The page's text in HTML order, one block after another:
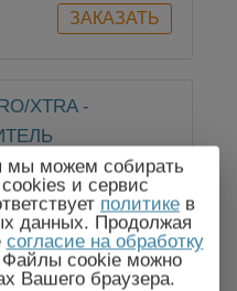
- ИЗМЕРИТЕЛЬ
мы можем собирать
и сервис
политике в
данных. Продолжая
согласие на обработку
cookie можно
Вашего браузера.